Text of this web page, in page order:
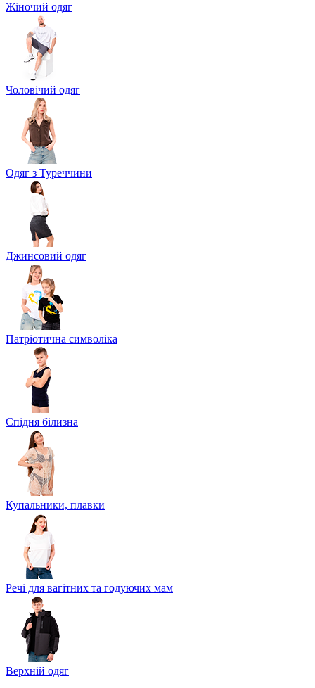
Жіночий одяг
Чоловічий одяг
Одяг з Туреччини
Джинсовий одяг
Патріотична символіка
Спідня білизна
Купальники, плавки
Речі для вагітних та годуючих мам
Верхній одяг